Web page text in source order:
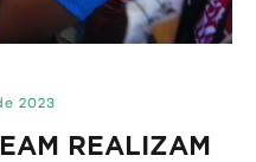
2023
REALIZAM